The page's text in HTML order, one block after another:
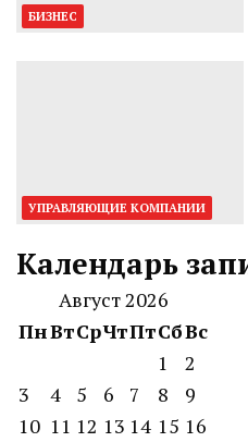
БИЗНЕС
УПРАВЛЯЮЩИЕ КОМПАНИИ
Календарь
Август 2026
ПнВтСрЧтПтСбВс
1
2
3
4 5 6 7 8
9
10 11 12 13 14 15 16